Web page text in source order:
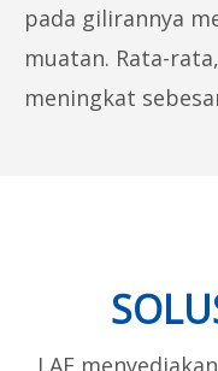
pada gilirannya
muatan. Rata-
meningkat
LAF